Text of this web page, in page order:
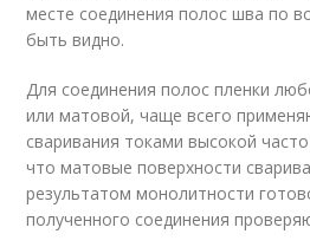
месте соединения полос шва по
быть видно.
Для соединения полос пленки
или матовой, чаще всего
сваривания токами высокой
что матовые поверхности
результатом монолитности
полученного соединения